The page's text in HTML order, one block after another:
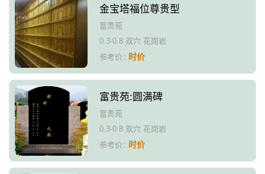
金宝塔福位尊贵型
富贵苑
0.3-0.8 双穴 花岗岩
参考价：时价
富贵苑:圆满碑
富贵苑
0.3-0.8 双穴 花岗岩
参考价：时价